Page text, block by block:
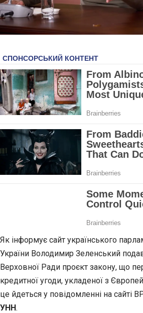
Як інформує сайт українського
України Володимир Зеленський
Верховної Ради проєкт закону, що
кредитної угоди, укладеної з
це йдеться у повідомленні на сайті
УНН.